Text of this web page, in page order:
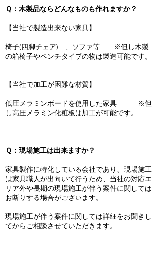
Ｑ：木製品ならどんなものも作れますか？
【当社で製造出来ない家具】
椅子(四脚チェア) 、ソファ等 ※但し木製
の箱椅子やベンチタイプの物は製造可能です。
【当社で加工が困難な材質】
低圧メラミンボードを使用した家具 ※但
し高圧メラミン化粧板は加工が可能です。
Ｑ：現場施工は出来ますか？
家具製作に特化している会社であり、現場施工
は家具職人が出向いて行うため、当社の対応エ
リア外や長期の現場施工が伴う案件に関しては
お断りする場合がございます。
現場施工が伴う案件に関しては詳細をお聞きし
てからご相談させていただきます。